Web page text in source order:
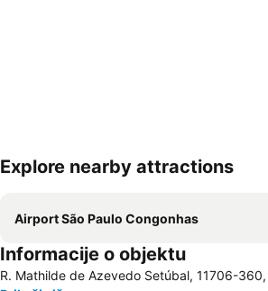
Explore nearby attractions
Airport São Paulo Congonhas
Informacije o objektu
R. Mathilde de Azevedo Setúbal, 11706-